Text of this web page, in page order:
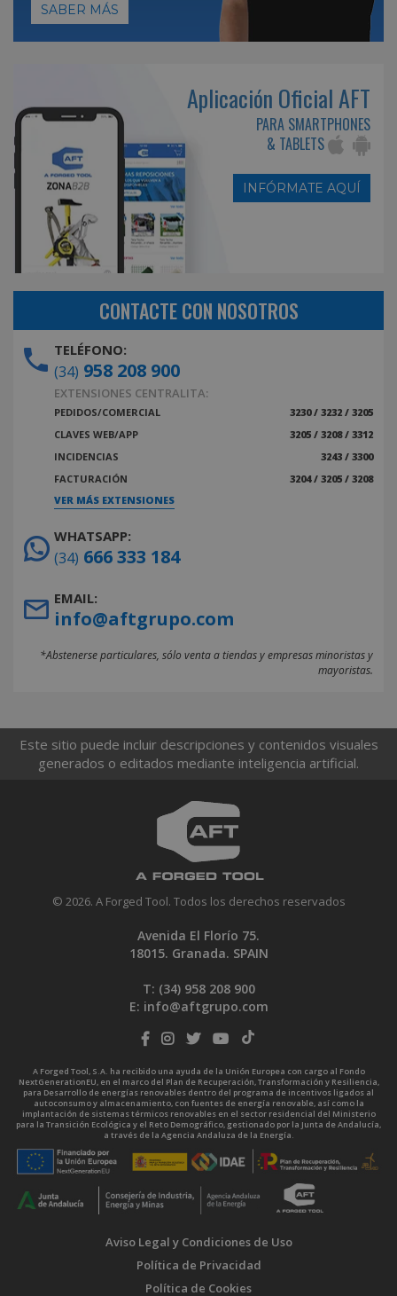
SABER MÁS
Aplicación Oficial AFT
PARA SMARTPHONES
& TABLETS
INFÓRMATE AQUÍ
CONTACTE CON NOSOTROS
TELÉFONO:
(34) 958 208 900
EXTENSIONES CENTRALITA:
PEDIDOS/COMERCIAL
3230 / 3232 / 3205
CLAVES WEB/APP
3205 / 3208 / 3312
INCIDENCIAS
3243 / 3300
FACTURACIÓN
3204 / 3205 / 3208
VER MÁS EXTENSIONES
WHATSAPP:
(34) 666 333 184
EMAIL:
info@aftgrupo.com
*Abstenerse particulares, sólo venta a tiendas y empresas minoristas y
mayoristas.
Este sitio puede incluir descripciones y contenidos visuales
generados o editados mediante inteligencia artificial.
© 2026. A Forged Tool. Todos los derechos reservados
Avenida El Florío 75.
18015. Granada. SPAIN
T: (34) 958 208 900
E: info@aftgrupo.com
A Forged Tool, S.A. ha recibido una ayuda de la Unión Europea con cargo al Fondo
NextGenerationEU, en el marco del Plan de Recuperación, Transformación y Resiliencia,
para Desarrollo de energías renovables dentro del programa de incentivos ligados al
autoconsumo y almacenamiento, con fuentes de energía renovable, así como la
implantación de sistemas térmicos renovables en el sector residencial del Ministerio
para la Transición Ecológica y el Reto Demográfico, gestionado por la Junta de Andalucía,
a través de la Agencia Andaluza de la Energía.
Aviso Legal y Condiciones de Uso
Política de Privacidad
Política de Cookies